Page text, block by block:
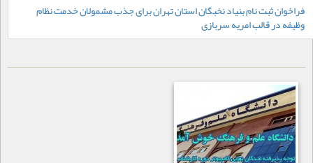
فراخوان ثبت نام بنیاد نخبگان استان تهران برای جذب مشمولان خدمت نظام
وظیفه در قالب امریه سربازی